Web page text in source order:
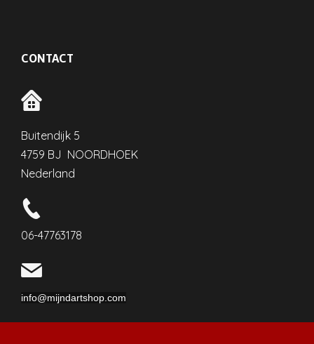
CONTACT
Buitendijk 5
4759 BJ NOORDHOEK
Nederland
06-47763178
info@mijndartshop.com